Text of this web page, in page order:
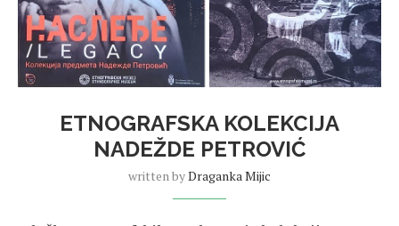
ETNOGRAFSKA KOLEKCIJA
NADEŽDE PETROVIĆ
written byDraganka Mijic